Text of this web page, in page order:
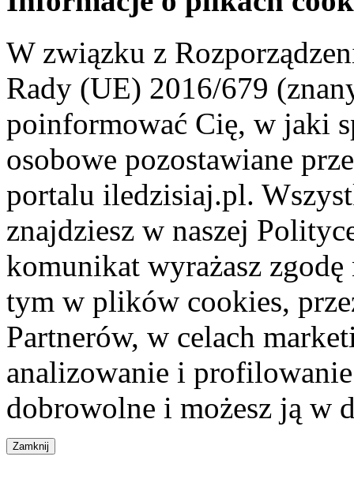
W związku z
Rady (UE) 2016/679
poinformować Cię, w jaki
osobowe pozostawiane
portalu iledzisiaj.pl.
znajdziesz w naszej
komunikat wyrażasz
tym w plików cookies,
Partnerów, w celach
analizowanie i
dobrowolne i możesz ją w